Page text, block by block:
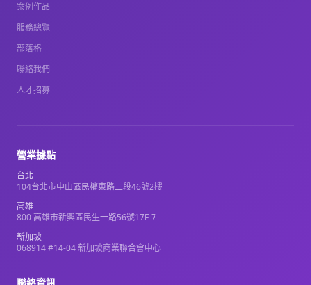
案例作品
服務總覽
部落格
聯絡我們
人才招募
營業據點
台北
104台北市中山區民權東路二段46號2樓
高雄
800 高雄市新興區民生一路56號17F-7
新加坡
068914 #14-04 新加坡商業聯合會中心